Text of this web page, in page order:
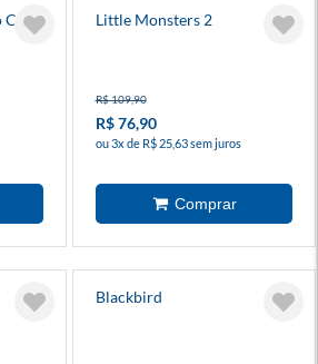
Chá
Little Monsters 2
R$ 109,90
R$ 76,90
ou 3x de R$ 25,63 sem juros
Blackbird